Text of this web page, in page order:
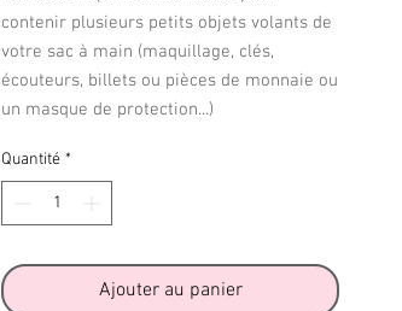
contenir plusieurs petits objets volants de
votre sac à main (maquillage, clés,
écouteurs, billets ou pièces de monnaie ou
un masque de protection...)
Quantité *
Ajouter au panier